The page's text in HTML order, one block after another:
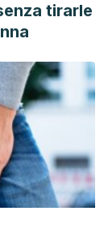
tirarle